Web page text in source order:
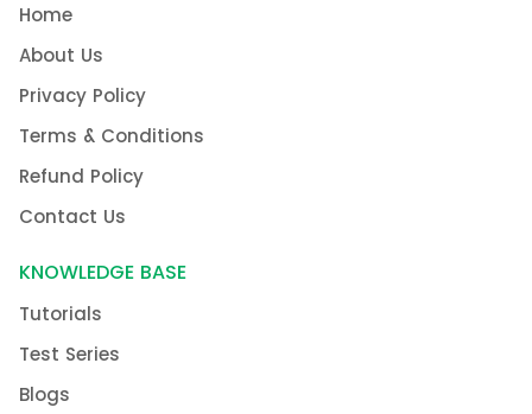
Home
About Us
Privacy Policy
Terms & Conditions
Refund Policy
Contact Us
KNOWLEDGE BASE
Tutorials
Test Series
Blogs